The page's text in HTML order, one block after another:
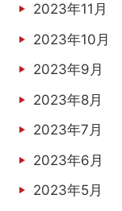
2023年11月
2023年10月
2023年9月
2023年8月
2023年7月
2023年6月
2023年5月